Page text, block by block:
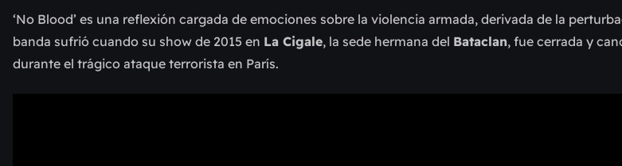
‘No Blood’ es una reflexión cargada de emociones sobre la violencia armada, derivada de la
banda sufrió cuando su show de 2015 en La Cigale, la sede hermana del Bataclan, fue cerrada y
durante el trágico ataque terrorista en París.